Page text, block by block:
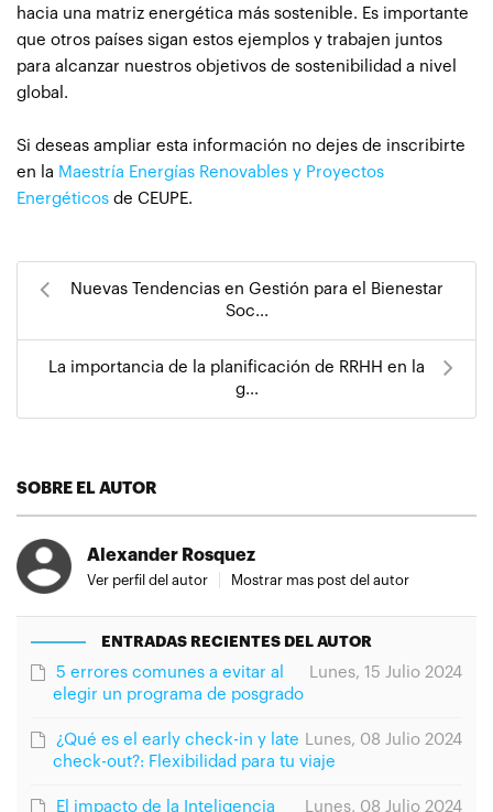
hacia una matriz energética más sostenible. Es importante
que otros países sigan estos ejemplos y trabajen juntos
para alcanzar nuestros objetivos de sostenibilidad a nivel
global.
Si deseas ampliar esta información no dejes de inscribirte
en la Maestría Energías Renovables y Proyectos
Energéticos de CEUPE.
Nuevas Tendencias en Gestión para el Bienestar
Soc...
La importancia de la planificación de RRHH en la
g...
SOBRE EL AUTOR
Alexander Rosquez
Ver perfil del autor Mostrar mas post del autor
ENTRADAS RECIENTES DEL AUTOR
Lunes, 15 Julio 2024
5 errores comunes a evitar al
elegir un programa de posgrado
Lunes, 08 Julio 2024
¿Qué es el early check-in y late
check-out?: Flexibilidad para tu viaje
Lunes, 08 Julio 2024
El impacto de la Inteligencia